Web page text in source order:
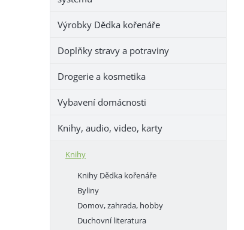
Výrobky Dědka kořenáře
Doplňky stravy a potraviny
Drogerie a kosmetika
Vybavení domácnosti
Knihy, audio, video, karty
Knihy
Knihy Dědka kořenáře
Byliny
Domov, zahrada, hobby
Duchovní literatura